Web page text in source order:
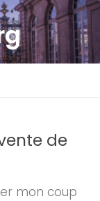
de
mon coup